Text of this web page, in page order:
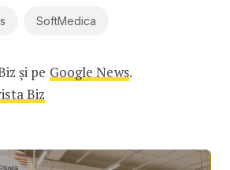
SoftMedica
și pe Google News.
Biz